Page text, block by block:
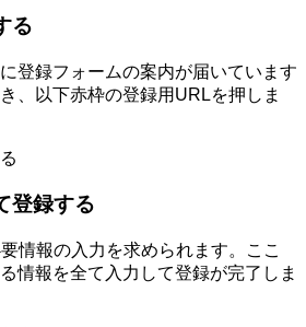
る
登録フォームの案内が届いています
、以下赤枠の登録用URLを押しま
登録する
情報の入力を求められます。ここ
情報を全て入力して登録が完了しま